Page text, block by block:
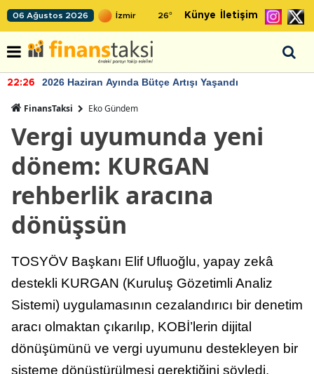
06 Ağustos 2026 26° Künye İletişim
22:26 2026 Haziran Ayında Bütçe Artışı Yaşandı
FinansTaksi Eko Gündem
Vergi uyumunda yeni
dönem: KURGAN
rehberlik aracına
dönüşsün
TOSYÖV Başkanı Elif Ufluoğlu, yapay zekâ
destekli KURGAN (Kuruluş Gözetimli Analiz
Sistemi) uygulamasının cezalandırıcı bir denetim
aracı olmaktan çıkarılıp, KOBİ’lerin dijital
dönüşümünü ve vergi uyumunu destekleyen bir
sisteme dönüştürülmesi gerektiğini söyledi.